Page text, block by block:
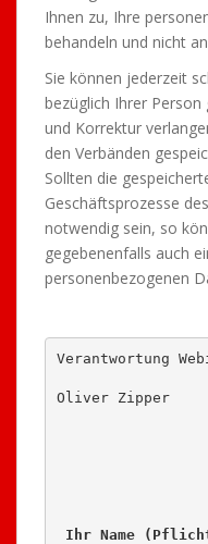
Ihnen zu, Ihre
behandeln und nicht
Sie können jederzeit
bezüglich Ihrer
und Korrektur
den Verbänden
Sollten die
Geschäftsprozesse
notwendig sein, so
gegebenenfalls auch
personenbezogenen
Verantwortung
Oliver Zipper
Ihr Name